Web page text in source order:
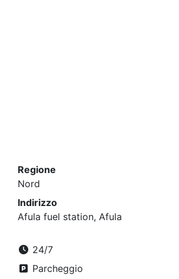
Regione
Nord
Indirizzo
Afula fuel station, Afula
24/7
Parcheggio